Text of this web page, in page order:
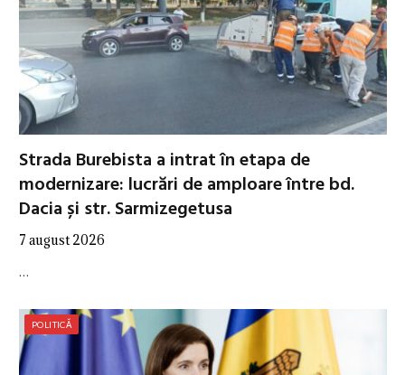
Strada Burebista a intrat în etapa de
modernizare: lucrări de amploare între bd.
Dacia și str. Sarmizegetusa
7 august 2026
…
POLITICĂ